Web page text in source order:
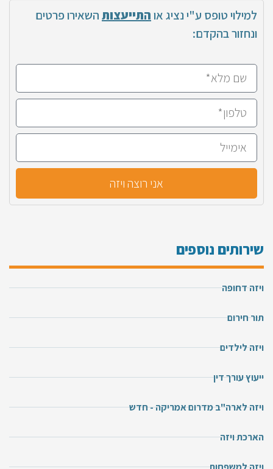
למילוי טופס ע"י נציג אוהתייעצותהשאירו פרטים
ונחזור בהקדם:
אני רוצה ויזה
שירותים נוספים
ויזה דחופה
תור חירום
ויזה לילדים
ייעוץ עורך דין
ויזה לארה"ב מדרום אמריקה - חדש
הארכת ויזה